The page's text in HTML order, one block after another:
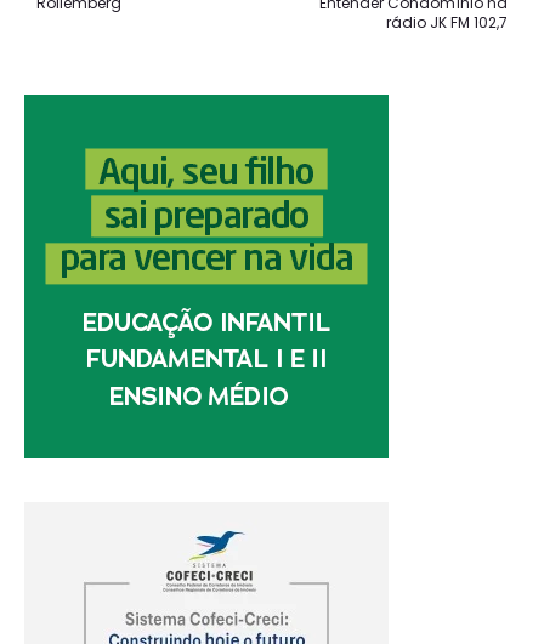
rádio JK FM 102,7